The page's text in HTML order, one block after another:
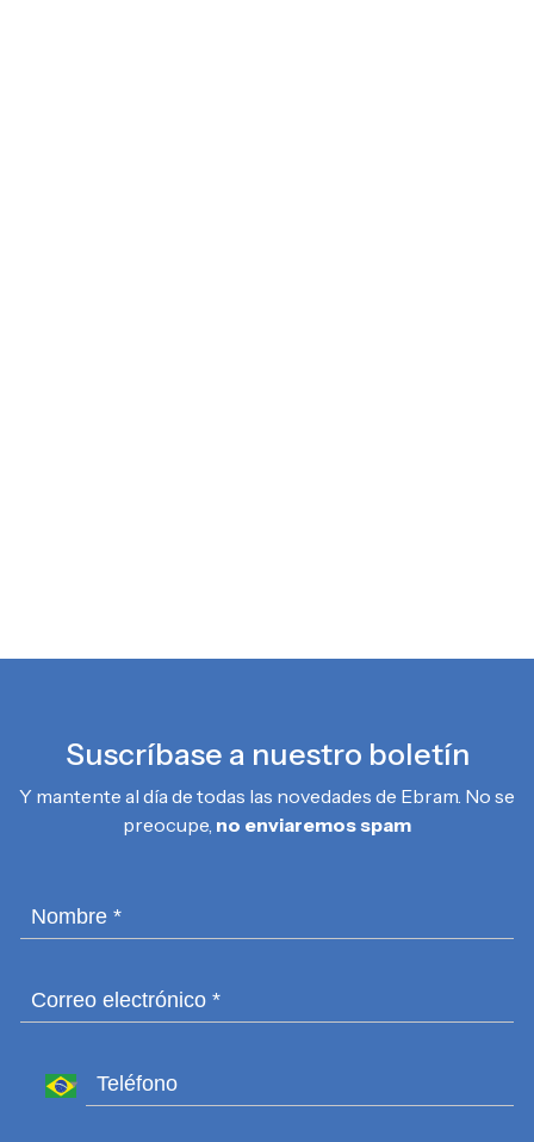
Suscríbase a nuestro boletín
Y mantente al día de todas las novedades de Ebram. No se
preocupe, no enviaremos spam